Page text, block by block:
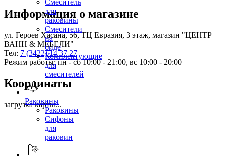
Смеситель
для
раковины
Смесители
на
биде
Комплектующие
для
смесителей
Раковины
Раковины
Сифоны
для
раковин
Информация о магазине
ул. Героев Хасана, 56, ТЦ Евразия, 3 этаж, магазин "ЦЕНТР
ВАНН & МЕБЕЛИ"
Тел: 7 (3422) 14 37 27
Режим работы: пн - сб 10:00 - 21:00, вс 10:00 - 20:00
Координаты
загрузка карты...